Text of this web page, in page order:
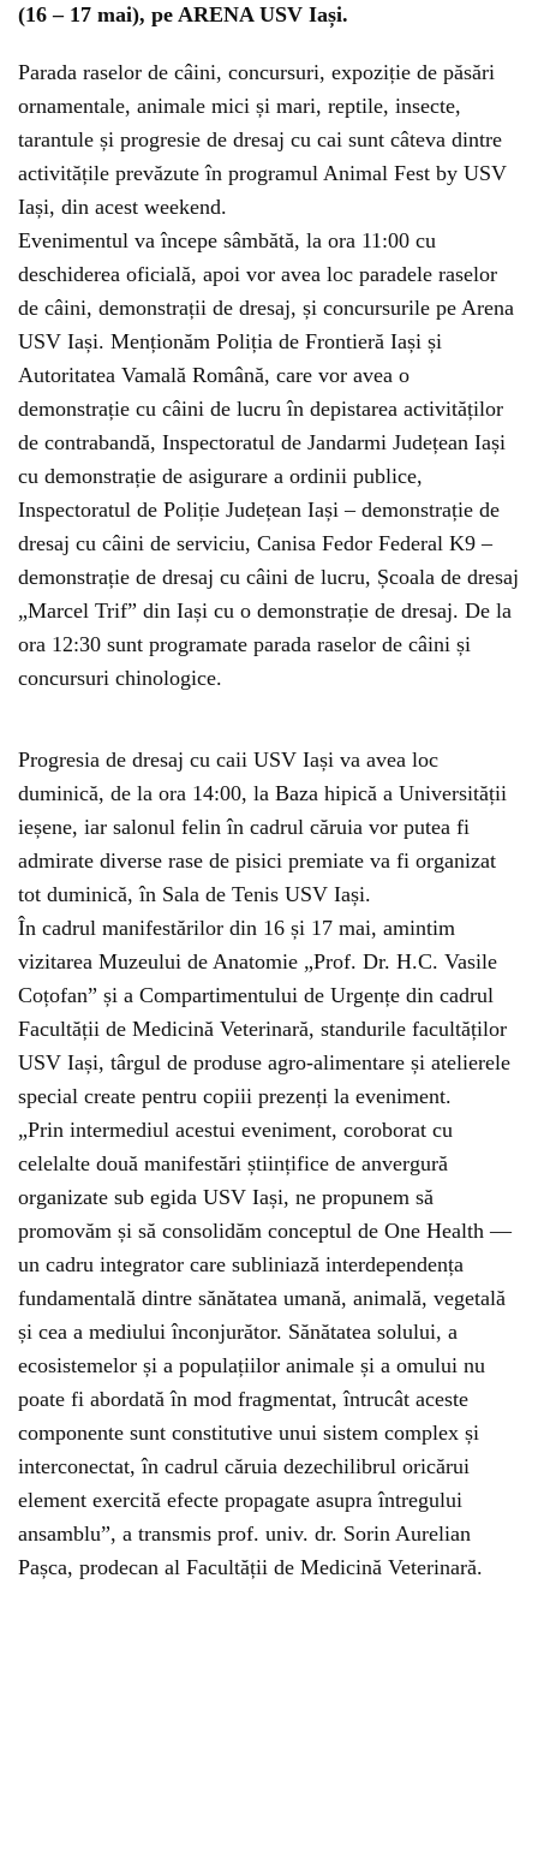
(16 – 17 mai), pe ARENA USV Iași.
Parada raselor de câini, concursuri, expoziție de păsări
ornamentale, animale mici și mari, reptile, insecte,
tarantule și progresie de dresaj cu cai sunt câteva dintre
activitățile prevăzute în programul Animal Fest by USV
Iași, din acest weekend.
Evenimentul va începe sâmbătă, la ora 11:00 cu
deschiderea oficială, apoi vor avea loc paradele raselor
de câini, demonstrații de dresaj, și concursurile pe Arena
USV Iași. Menționăm Poliția de Frontieră Iași și
Autoritatea Vamală Română, care vor avea o
demonstrație cu câini de lucru în depistarea activităților
de contrabandă, Inspectoratul de Jandarmi Județean Iași
cu demonstrație de asigurare a ordinii publice,
Inspectoratul de Poliție Județean Iași – demonstrație de
dresaj cu câini de serviciu, Canisa Fedor Federal K9 –
demonstrație de dresaj cu câini de lucru, Școala de dresaj
„Marcel Trif” din Iași cu o demonstrație de dresaj. De la
ora 12:30 sunt programate parada raselor de câini și
concursuri chinologice.
Progresia de dresaj cu caii USV Iași va avea loc
duminică, de la ora 14:00, la Baza hipică a Universității
ieșene, iar salonul felin în cadrul căruia vor putea fi
admirate diverse rase de pisici premiate va fi organizat
tot duminică, în Sala de Tenis USV Iași.
În cadrul manifestărilor din 16 și 17 mai, amintim
vizitarea Muzeului de Anatomie „Prof. Dr. H.C. Vasile
Coțofan” și a Compartimentului de Urgențe din cadrul
Facultății de Medicină Veterinară, standurile facultăților
USV Iași, târgul de produse agro-alimentare și atelierele
special create pentru copiii prezenți la eveniment.
„Prin intermediul acestui eveniment, coroborat cu
celelalte două manifestări științifice de anvergură
organizate sub egida USV Iași, ne propunem să
promovăm și să consolidăm conceptul de One Health —
un cadru integrator care subliniază interdependența
fundamentală dintre sănătatea umană, animală, vegetală
și cea a mediului înconjurător. Sănătatea solului, a
ecosistemelor și a populațiilor animale și a omului nu
poate fi abordată în mod fragmentat, întrucât aceste
componente sunt constitutive unui sistem complex și
interconectat, în cadrul căruia dezechilibrul oricărui
element exercită efecte propagate asupra întregului
ansamblu”, a transmis prof. univ. dr. Sorin Aurelian
Pașca, prodecan al Facultății de Medicină Veterinară.